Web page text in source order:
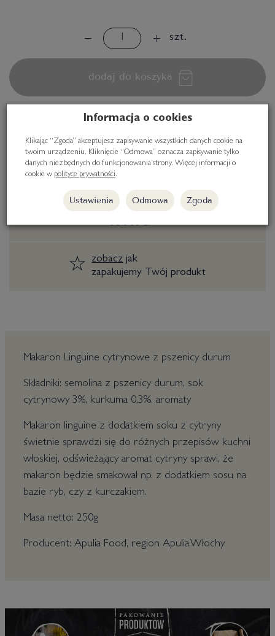
szt.
dodaj do koszyka
dostawa
darmowa dostawa
od 300 zł
zobaczjak
zapakujemy Twój produkt
Makaron Linguine cytrynowe z pszenicy durum
Składniki: semolina z pszenicy durum, sok
cytrynowy 3%, kurkuma 0,3%, aromaty
Makaron linguine z dodatkiem soku z cytryny
świetnie sprawdzi się do różnych przepisów kuchni
włoskiej, odświeżający aromat cytryny sprawi, że
makaron będzie smakował np. z dodatkiem sosu na
bazie ryb, czy z kurczakiem.
Masa netto: 250g
Producent: Apulia Food, region Apulia,Włochy
Informacja o cookies
Klikając “Zgoda” akceptujesz zapisywanie wszystkich danych cookie na
twoim urządzeniu. Kliknięcie “Odmowa” oznacza zapisywanie tylko
danych niezbędnych do funkcjonowania strony. Więcej informacji o
cookie w polityce prywatności.
Ustawienia Odmowa Zgoda